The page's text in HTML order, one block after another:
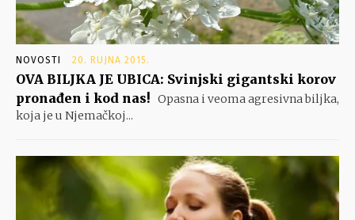
NOVOSTI 20. RUJNA 2015.
OVA BILJKA JE UBICA: Svinjski gigantski korov
pronađen i kod nas! Opasna i veoma agresivna biljka,
koja je u Njemačkoj...